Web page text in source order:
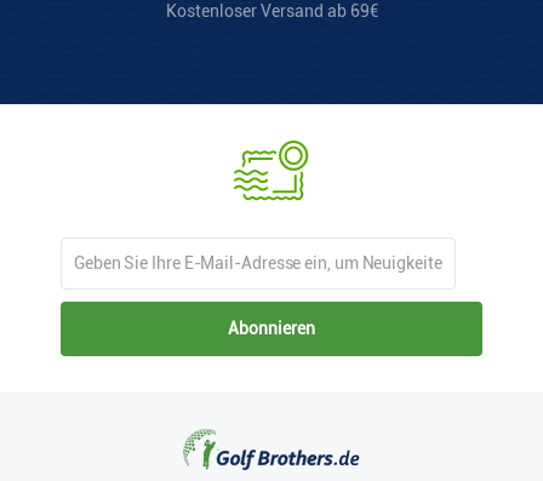
Kostenloser Versand ab 69€
Abonnieren